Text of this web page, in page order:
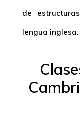
de
lengua inglesa.